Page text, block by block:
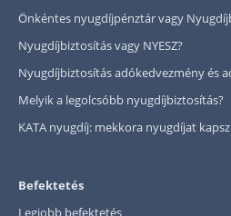
Önkéntes nyugdíjpénztár vagy
Nyugdíjbiztosítás vagy NYESZ?
Nyugdíjbiztosítás adókedvezmény és
Melyik a legolcsóbb nyugdíjbiztosítás?
KATA nyugdíj: mekkora nyugdíjat
Befektetés
Legjobb befektetés